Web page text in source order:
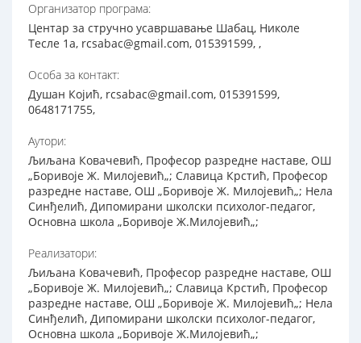
Организатор програма:
Центар за стручно усавршавање Шабац, Николе
Тесле 1а, rcsabac@gmail.com, 015391599, ,
Особа за контакт:
Душан Којић, rcsabac@gmail.com, 015391599,
0648171755,
Аутори:
Љиљана Ковачевић, Професор разредне наставе, ОШ
„Боривоје Ж. Милојевић„; Славица Крстић, Професор
разредне наставе, ОШ „Боривоје Ж. Милојевић„; Нела
Синђелић, Дипомирани школски психолог-педагог,
Основна школа „Боривоје Ж.Милојевић„;
Реализатори:
Љиљана Ковачевић, Професор разредне наставе, ОШ
„Боривоје Ж. Милојевић„; Славица Крстић, Професор
разредне наставе, ОШ „Боривоје Ж. Милојевић„; Нела
Синђелић, Дипомирани школски психолог-педагог,
Основна школа „Боривоје Ж.Милојевић„;